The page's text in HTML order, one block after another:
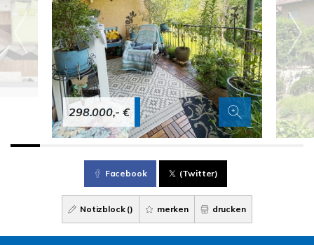
298.000,- €
Facebook (Twitter)
Notizblock () merken drucken